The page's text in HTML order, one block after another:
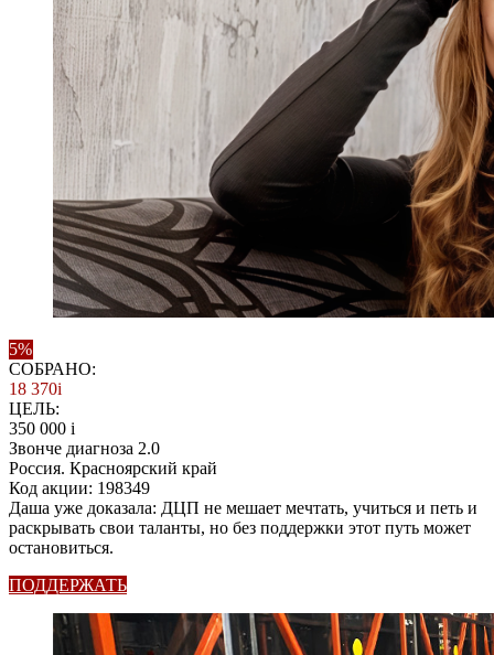
5%
СОБРАНО:
18 370i
ЦЕЛЬ:
350 000 i
Звонче диагноза 2.0
Россия. Красноярский край
Код акции: 198349
Даша уже доказала: ДЦП не мешает мечтать, учиться и петь и
раскрывать свои таланты, но без поддержки этот путь может
остановиться.
ПОДДЕРЖАТЬ